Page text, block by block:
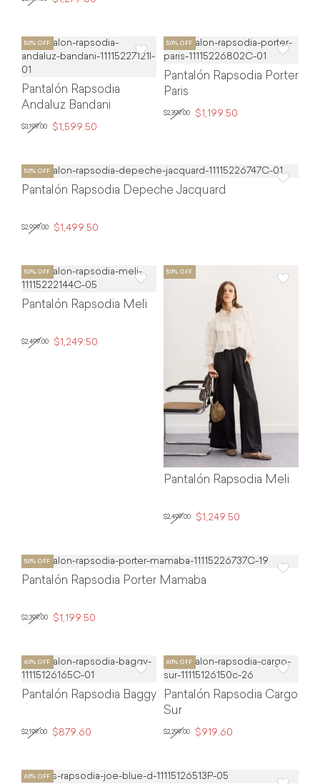
Pantalón Rapsodia
Andaluz Bandani
$3,199.00 $1,599.50
Pantalón Rapsodia Porter
Paris
$2,399.00 $1,199.50
Pantalón Rapsodia Depeche Jacquard
$2,999.00 $1,499.50
Pantalón Rapsodia Meli
$2,499.00 $1,249.50
Pantalón Rapsodia Meli
$2,499.00 $1,249.50
Pantalón Rapsodia Porter Mamaba
$2,399.00 $1,199.50
Pantalón Rapsodia Baggy
$2,199.00 $879.60
Pantalón Rapsodia Cargo
Sur
$2,299.00 $919.60